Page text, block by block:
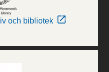
och bibliotek